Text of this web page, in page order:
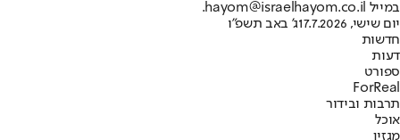
במייל hayom@israelhayom.co.il.
יום שישי, 17.7.2026
ג' באב תשפ"ו
חדשות
דעות
ספורט
ForReal
תרבות ובידור
אוכל
מגזין